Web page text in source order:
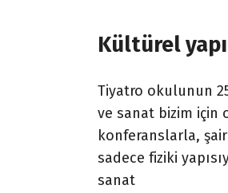
Kültürel yapı
Tiyatro okulunun
ve sanat bizim için
konferanslarla,
sadece fiziki
sanat